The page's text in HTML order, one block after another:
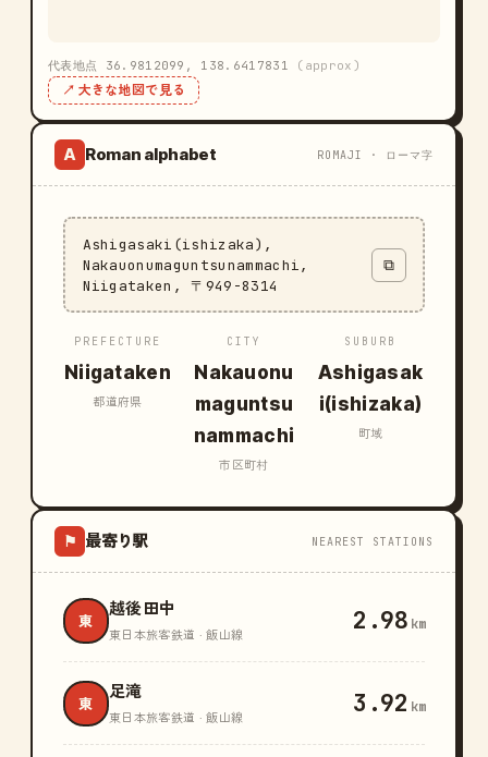
代表地点 36.9812099, 138.6417831 (approx)
↗ 大きな地図で見る
A Roman alphabet ROMAJI · ローマ字
Ashigasaki(ishizaka),
Nakauonumaguntsunammachi,
Niigataken, 〒949-8314
⧉
PREFECTURE
Niigataken
都道府県
CITY
Nakauonu
maguntsu
nammachi
市区町村
SUBURB
Ashigasak
i(ishizaka)
町域
⚑ 最寄り駅 NEAREST STATIONS
東
越後田中
東日本旅客鉄道 · 飯山線 2.98 km
東
足滝
東日本旅客鉄道 · 飯山線 3.92 km